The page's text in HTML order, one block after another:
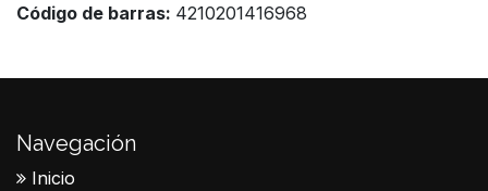
Código de barras: 4210201416968
Navegación
Inicio